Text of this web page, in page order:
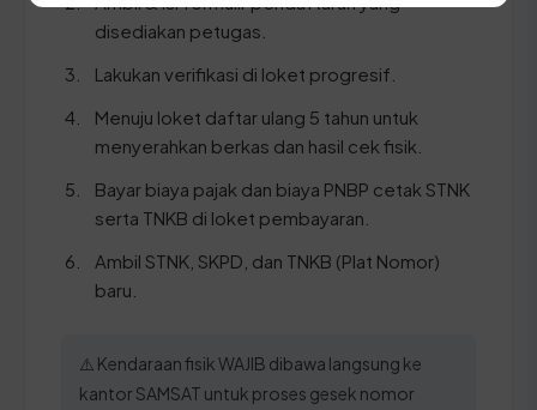
disediakan petugas.
Lakukan verifikasi di loket progresif.
Menuju loket daftar ulang 5 tahun untuk
menyerahkan berkas dan hasil cek fisik.
Bayar biaya pajak dan biaya PNBP cetak STNK
serta TNKB di loket pembayaran.
Ambil STNK, SKPD, dan TNKB (Plat Nomor)
baru.
⚠️ Kendaraan fisik WAJIB dibawa langsung ke
kantor SAMSAT untuk proses gesek nomor